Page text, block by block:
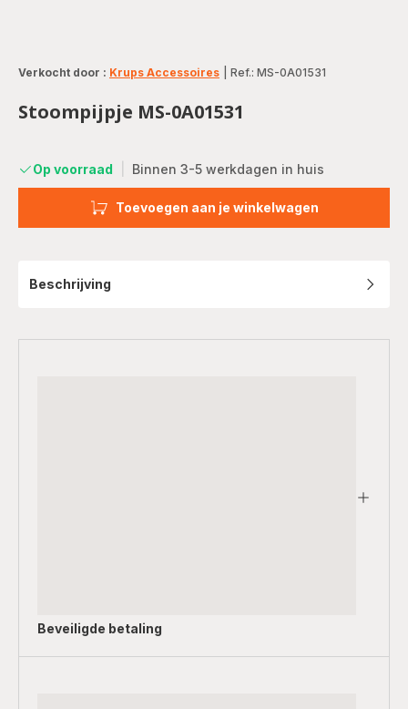
Verkocht door : Krups Accessoires Ref.: MS-0A01531
Stoompijpje MS-0A01531
Op voorraad Binnen 3-5 werkdagen in huis
Toevoegen aan je winkelwagen
Beschrijving
Beveiligde betaling